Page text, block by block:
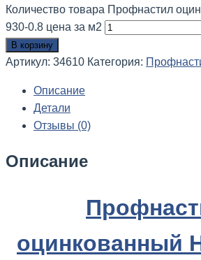
Количество товара Профнастил
930-0.8 цена за м2
В корзину
Артикул: 34610 Категория:
Описание
Детали
Отзывы (0)
Описание
оцинкованный